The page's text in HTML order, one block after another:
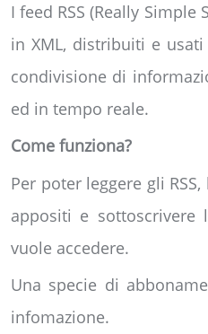
I feed RSS (Really
in XML, distribuiti e
condivisione di
ed in tempo reale.
Come funziona?
Per poter leggere gli
appositi e
vuole accedere.
Una specie di
infomazione.